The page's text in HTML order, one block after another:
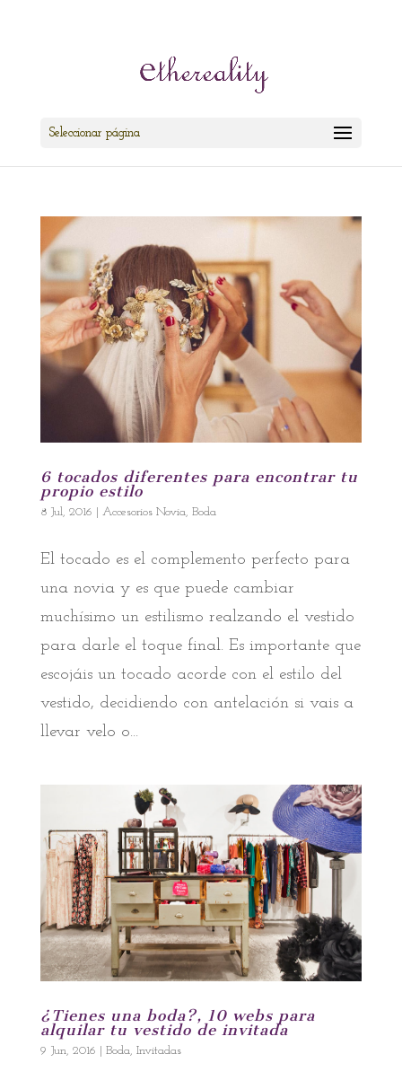
Seleccionar página
6 tocados diferentes para encontrar tu
propio estilo
8 Jul, 2016 Accesorios Novia, Boda
El tocado es el complemento perfecto para
una novia y es que puede cambiar
muchísimo un estilismo realzando el vestido
para darle el toque final. Es importante que
escojáis un tocado acorde con el estilo del
vestido, decidiendo con antelación si vais a
llevar velo o...
¿Tienes una boda?, 10 webs para
alquilar tu vestido de invitada
9 Jun, 2016 Boda, Invitadas